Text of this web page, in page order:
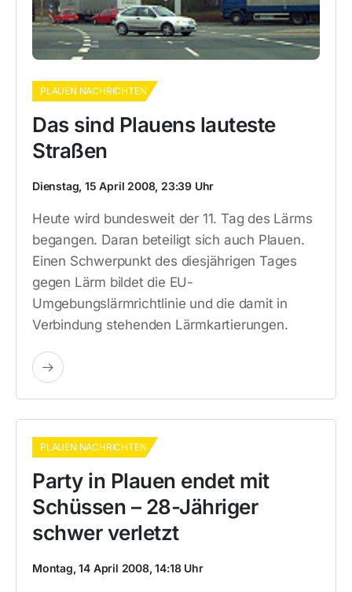
PLAUEN NACHRICHTEN
Das sind Plauens lauteste
Straßen
Dienstag, 15 April 2008, 23:39 Uhr
Heute wird bundesweit der 11. Tag des Lärms
begangen. Daran beteiligt sich auch Plauen.
Einen Schwerpunkt des diesjährigen Tages
gegen Lärm bildet die EU-
Umgebungslärmrichtlinie und die damit in
Verbindung stehenden Lärmkartierungen.
PLAUEN NACHRICHTEN
Party in Plauen endet mit
Schüssen – 28-Jähriger
schwer verletzt
Montag, 14 April 2008, 14:18 Uhr